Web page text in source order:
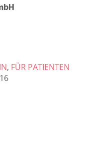
, FÜR PATIENTEN